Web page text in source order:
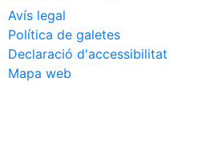
Avís legal
Política de galetes
Declaració d'accessibilitat
Mapa web